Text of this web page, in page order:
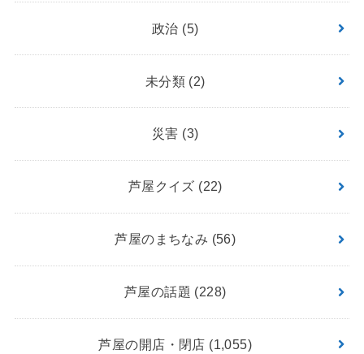
政治 (5)
未分類 (2)
災害 (3)
芦屋クイズ (22)
芦屋のまちなみ (56)
芦屋の話題 (228)
芦屋の開店・閉店 (1,055)